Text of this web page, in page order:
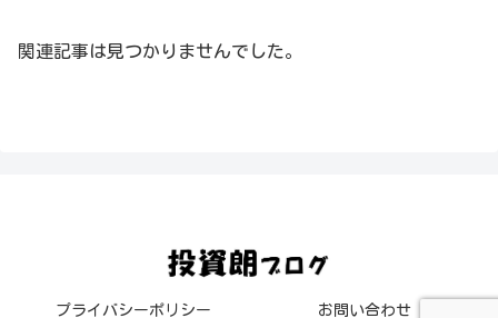
関連記事は見つかりませんでした。
プライバシーポリシー お問い合わせ